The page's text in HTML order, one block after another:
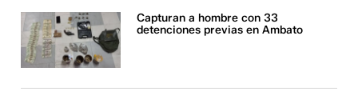
Capturan a hombre con 33
detenciones previas en Ambato